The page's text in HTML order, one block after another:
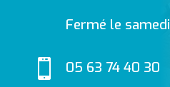
Fermé le samedi
 05 63 74 40 30